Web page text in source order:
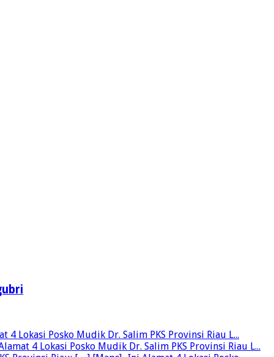
Lokasi Posko Mudik Dr. Salim PKS Provinsi Riau L...
4 Lokasi Posko Mudik Dr. Salim PKS Provinsi Riau L...